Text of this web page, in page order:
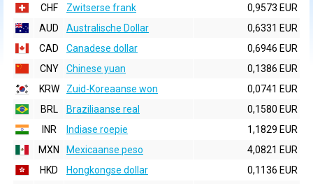
CHF
Zwitserse frank
0,9573 EUR
AUD
Australische Dollar
0,6331 EUR
CAD
Canadese dollar
0,6946 EUR
CNY
Chinese yuan
0,1386 EUR
KRW
Zuid-Koreaanse won
0,0741 EUR
BRL
Braziliaanse real
0,1580 EUR
INR
Indiase roepie
1,1829 EUR
MXN
Mexicaanse peso
4,0821 EUR
HKD
Hongkongse dollar
0,1136 EUR